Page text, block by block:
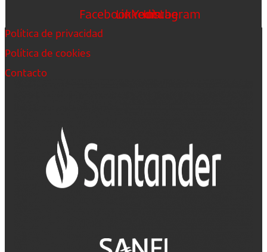
FacebookLinkedin
Youtube
Instagram
Política de privacidad
Política de cookies
Contacto